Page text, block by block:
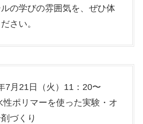
の学びの雰囲気を、ぜひ体
さい。
7月21日（火）11：20〜
性ポリマーを使った実験・オ
づくり